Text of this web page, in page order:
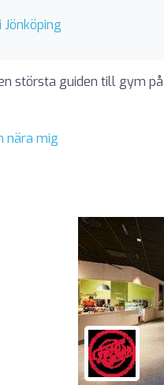
Jönköping
största guiden till gym
nära mig